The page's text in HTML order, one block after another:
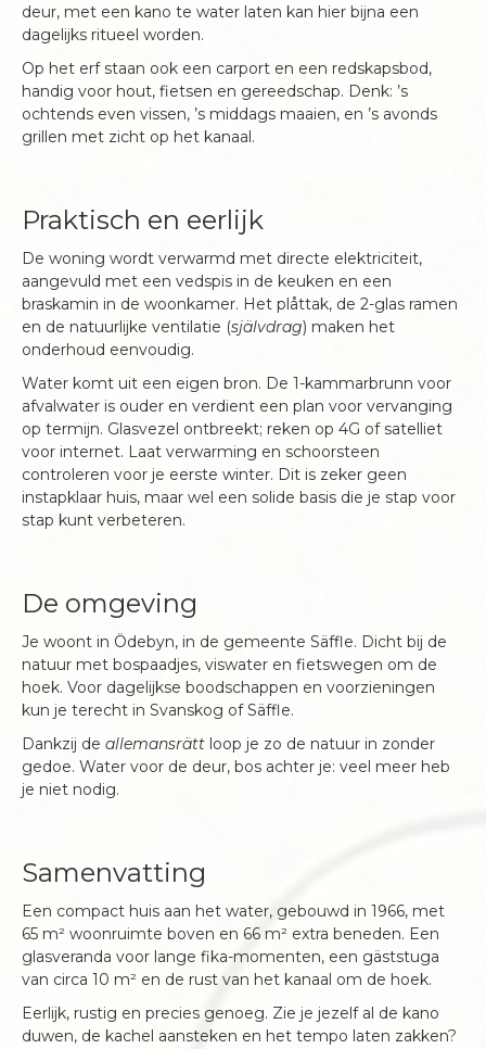
deur, met een kano te water laten kan hier bijna een
dagelijks ritueel worden.
Op het erf staan ook een carport en een redskapsbod,
handig voor hout, fietsen en gereedschap. Denk: ’s
ochtends even vissen, ’s middags maaien, en ’s avonds
grillen met zicht op het kanaal.
Praktisch en eerlijk
De woning wordt verwarmd met directe elektriciteit,
aangevuld met een vedspis in de keuken en een
braskamin in de woonkamer. Het plåttak, de 2-glas ramen
en de natuurlijke ventilatie (självdrag) maken het
onderhoud eenvoudig.
Water komt uit een eigen bron. De 1-kammarbrunn voor
afvalwater is ouder en verdient een plan voor vervanging
op termijn. Glasvezel ontbreekt; reken op 4G of satelliet
voor internet. Laat verwarming en schoorsteen
controleren voor je eerste winter. Dit is zeker geen
instapklaar huis, maar wel een solide basis die je stap voor
stap kunt verbeteren.
De omgeving
Je woont in Ödebyn, in de gemeente Säffle. Dicht bij de
natuur met bospaadjes, viswater en fietswegen om de
hoek. Voor dagelijkse boodschappen en voorzieningen
kun je terecht in Svanskog of Säffle.
Dankzij de allemansrätt loop je zo de natuur in zonder
gedoe. Water voor de deur, bos achter je: veel meer heb
je niet nodig.
Samenvatting
Een compact huis aan het water, gebouwd in 1966, met
65 m² woonruimte boven en 66 m² extra beneden. Een
glasveranda voor lange fika-momenten, een gäststuga
van circa 10 m² en de rust van het kanaal om de hoek.
Eerlijk, rustig en precies genoeg. Zie je jezelf al de kano
duwen, de kachel aansteken en het tempo laten zakken?